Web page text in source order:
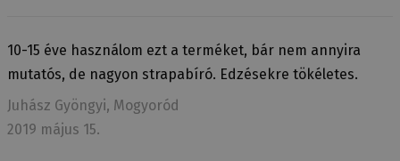
10-15 éve használom ezt a terméket, bár nem annyira
mutatós, de nagyon strapabíró. Edzésekre tökéletes.
Juhász Gyöngyi, Mogyoród
2019 május 15.